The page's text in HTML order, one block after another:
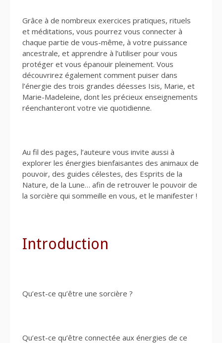
Grâce à de nombreux exercices pratiques, rituels
et méditations, vous pourrez vous connecter à
chaque partie de vous-même, à votre puissance
ancestrale, et apprendre à l’utiliser pour vous
protéger et vous épanouir pleinement. Vous
découvrirez également comment puiser dans
l’énergie des trois grandes déesses Isis, Marie, et
Marie-Madeleine, dont les précieux enseignements
réenchanteront votre vie quotidienne.
Au fil des pages, l’auteure vous invite aussi à
explorer les énergies bienfaisantes des animaux de
pouvoir, des guides célestes, des Esprits de la
Nature, de la Lune… afin de retrouver le pouvoir de
la sorcière qui sommeille en vous, et le manifester !
Introduction
Qu’est-ce qu’être une sorcière ?
Qu’est-ce qu’être connectée aux énergies de ce